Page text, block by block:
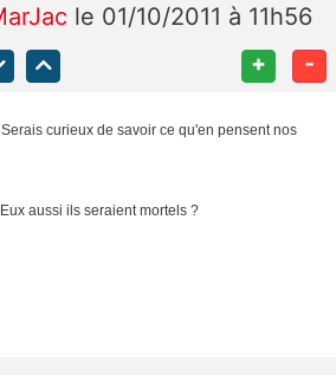
le 01/10/2011 à 11h56
+ -
Serais curieux de savoir ce qu'en pensent nos
aussi ils seraient mortels ?